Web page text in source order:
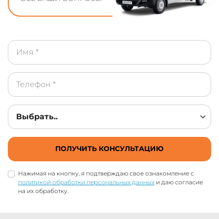
ПОЛУЧИТЬ КОНСУЛЬТАЦИЮ
Нажимая на кнопку, я подтверждаю свое ознакомление с
политикой обработки персональных данных и даю согласие
на их обработку.